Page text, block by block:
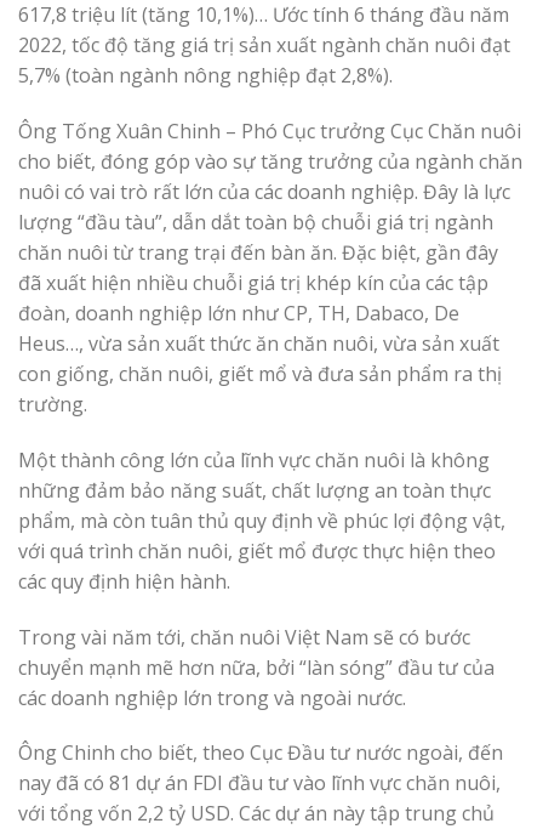
617,8 triệu lít (tăng 10,1%)… Ước tính 6 tháng đầu năm
2022, tốc độ tăng giá trị sản xuất ngành chăn nuôi đạt
5,7% (toàn ngành nông nghiệp đạt 2,8%).
Ông Tống Xuân Chinh – Phó Cục trưởng Cục Chăn nuôi
cho biết, đóng góp vào sự tăng trưởng của ngành chăn
nuôi có vai trò rất lớn của các doanh nghiệp. Đây là lực
lượng “đầu tàu”, dẫn dắt toàn bộ chuỗi giá trị ngành
chăn nuôi từ trang trại đến bàn ăn. Đặc biệt, gần đây
đã xuất hiện nhiều chuỗi giá trị khép kín của các tập
đoàn, doanh nghiệp lớn như CP, TH, Dabaco, De
Heus…, vừa sản xuất thức ăn chăn nuôi, vừa sản xuất
con giống, chăn nuôi, giết mổ và đưa sản phẩm ra thị
trường.
Một thành công lớn của lĩnh vực chăn nuôi là không
những đảm bảo năng suất, chất lượng an toàn thực
phẩm, mà còn tuân thủ quy định về phúc lợi động vật,
với quá trình chăn nuôi, giết mổ được thực hiện theo
các quy định hiện hành.
Trong vài năm tới, chăn nuôi Việt Nam sẽ có bước
chuyển mạnh mẽ hơn nữa, bởi “làn sóng” đầu tư của
các doanh nghiệp lớn trong và ngoài nước.
Ông Chinh cho biết, theo Cục Đầu tư nước ngoài, đến
nay đã có 81 dự án FDI đầu tư vào lĩnh vực chăn nuôi,
với tổng vốn 2,2 tỷ USD. Các dự án này tập trung chủ